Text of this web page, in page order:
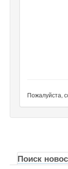
Пожалуйста,
Поиск